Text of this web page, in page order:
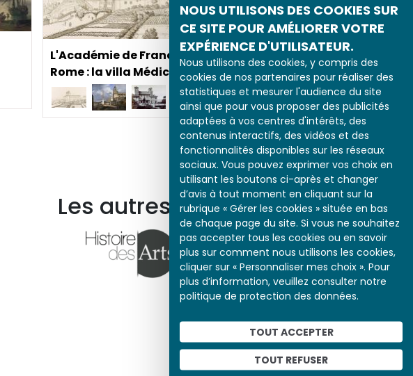
NOUS UTILISONS DES COOKIES SUR
CE SITE POUR AMÉLIORER VOTRE
EXPÉRIENCE D'UTILISATEUR.
Nous utilisons des cookies, y compris des
cookies de nos partenaires pour réaliser des
statistiques et mesurer l'audience du site
ainsi que pour vous proposer des publicités
adaptées à vos centres d'intérêts, des
contenus interactifs, des vidéos et des
fonctionnalités disponibles sur les réseaux
sociaux. Vous pouvez exprimer vos choix en
utilisant les boutons ci-après et changer
d’avis à tout moment en cliquant sur la
rubrique « Gérer les cookies » située en bas
de chaque page du site. Si vous ne souhaitez
pas accepter tous les cookies ou en savoir
plus sur comment nous utilisons les cookies,
cliquer sur « Personnaliser mes choix ». Pour
plus d’information, veuillez consulter notre
politique de protection des données.
TOUT ACCEPTER
TOUT REFUSER
L'Académie de France à
Rome : la villa Médicis
La Campagne d'Italie
Les autres ressources